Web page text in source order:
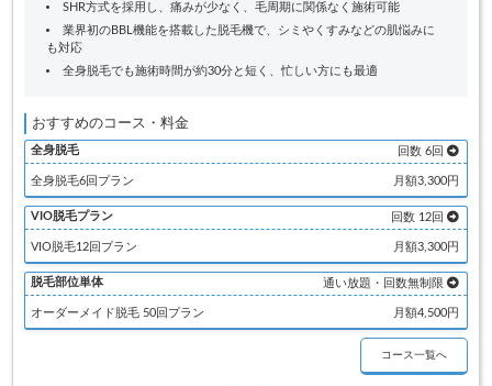
SHR方式を採用し、痛みが少なく、毛周期に関係なく施術可能
業界初のBBL機能を搭載した脱毛機で、シミやくすみなどの肌悩みに
も対応
全身脱毛でも施術時間が約30分と短く、忙しい方にも最適
おすすめのコース・料金
全身脱毛 回数 6回
全身脱毛6回プラン 月額3,300円
VIO脱毛プラン 回数 12回
VIO脱毛12回プラン 月額3,300円
脱毛部位単体 通い放題・回数無制限
オーダーメイド脱毛 50回プラン 月額4,500円
コース一覧へ